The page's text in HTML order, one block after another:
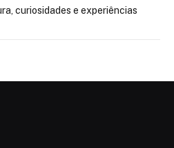
curiosidades e experiências